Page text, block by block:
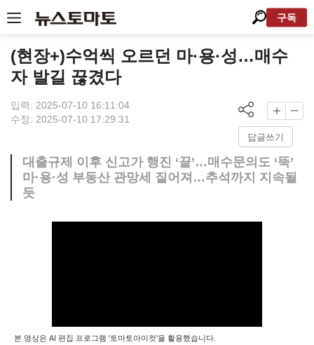
구독
(현장+)수억씩 오르던 마·용·성…매수
자 발길 끊겼다
입력: 2025-07-10 16:11:04
수정: 2025-07-10 17:29:31
답글쓰기
대출규제 이후 신고가 행진 ‘끝’…매수문의도 ‘뚝’
마·용·성 부동산 관망세 짙어져…추석까지 지속될
듯
본 영상은 AI 편집 프로그램 '토마토아이컷'을 활용했습니다.